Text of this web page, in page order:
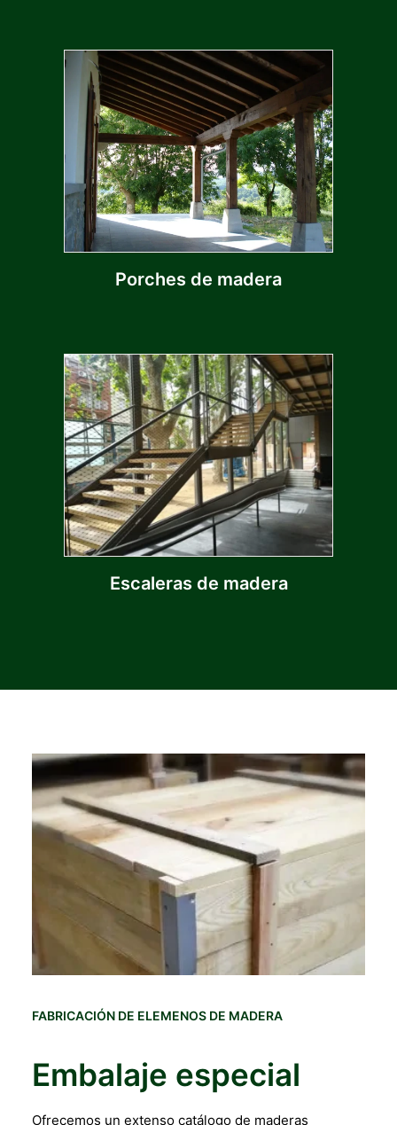
Porches de madera
Escaleras de madera
FABRICACIÓN DE ELEMENOS DE MADERA
Embalaje especial
Ofrecemos un extenso catálogo de maderas